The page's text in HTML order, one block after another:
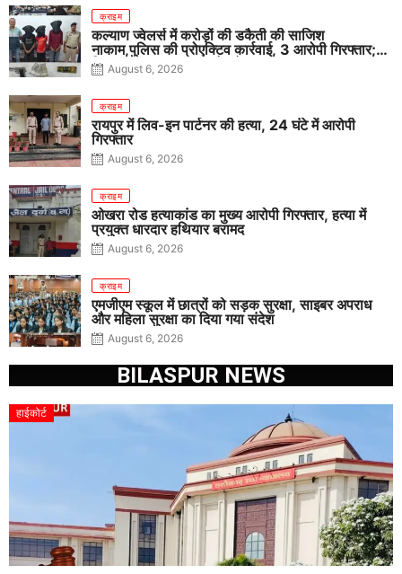
क्राइम
कल्याण ज्वेलर्स में करोड़ों की डकैती की साजिश
नाकाम,पुलिस की प्रोएक्टिव कार्रवाई, 3 आरोपी गिरफ्तार;
पिस्टल, कारतूस, चाकू और मोबाइल बरामद
August 6, 2026
क्राइम
रायपुर में लिव-इन पार्टनर की हत्या, 24 घंटे में आरोपी
गिरफ्तार
August 6, 2026
क्राइम
ओखरा रोड हत्याकांड का मुख्य आरोपी गिरफ्तार, हत्या में
प्रयुक्त धारदार हथियार बरामद
August 6, 2026
क्राइम
एमजीएम स्कूल में छात्रों को सड़क सुरक्षा, साइबर अपराध
और महिला सुरक्षा का दिया गया संदेश
August 6, 2026
BILASPUR NEWS
हाईकोर्ट